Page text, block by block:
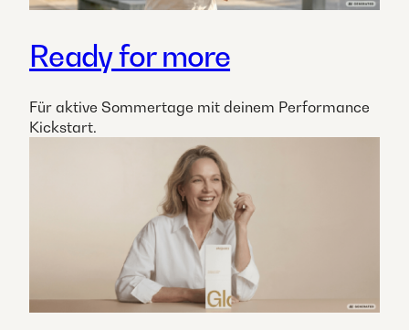
Ready for more
Für aktive Sommertage mit deinem Performance
Kickstart.